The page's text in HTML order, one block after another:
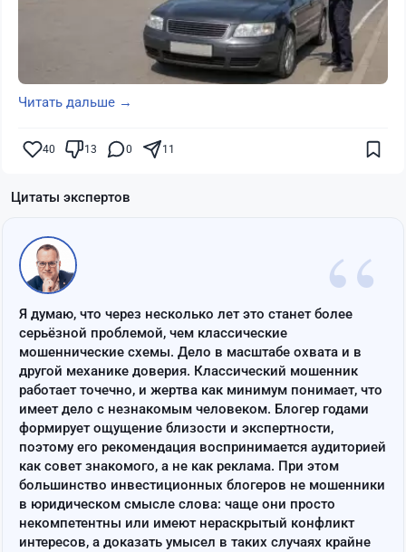
Читать дальше →
40 13 0 11
Цитаты экспертов
“
Я думаю, что через несколько лет это станет более
серьёзной проблемой, чем классические
мошеннические схемы. Дело в масштабе охвата и в
другой механике доверия. Классический мошенник
работает точечно, и жертва как минимум понимает, что
имеет дело с незнакомым человеком. Блогер годами
формирует ощущение близости и экспертности,
поэтому его рекомендация воспринимается аудиторией
как совет знакомого, а не как реклама. При этом
большинство инвестиционных блогеров не мошенники
в юридическом смысле слова: чаще они просто
некомпетентны или имеют нераскрытый конфликт
интересов, а доказать умысел в таких случаях крайне